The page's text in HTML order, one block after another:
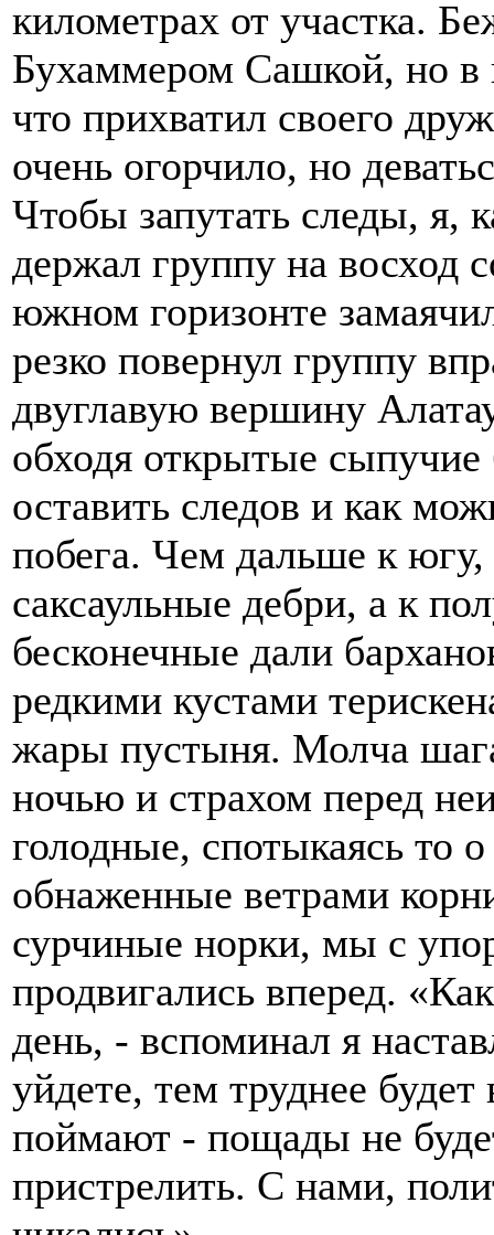
километрах от участка.
Бухаммером Сашкой, но в
что прихватил своего
очень огорчило, но
Чтобы запутать следы, я,
держал группу на восход
южном горизонте
резко повернул группу
двуглавую вершину
обходя открытые
оставить следов и как
побега. Чем дальше к
саксаульные дебри, а к
бесконечные дали
редкими кустами
жары пустыня. Молча
ночью и страхом перед
голодные, спотыкаясь то
обнаженные ветрами
сурчиные норки, мы с
продвигались вперед.
день, - вспоминал я
уйдете, тем труднее
поймают - пощады не
пристрелить. С нами,